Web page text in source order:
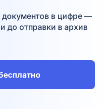
в цифре —
до отправки в архив